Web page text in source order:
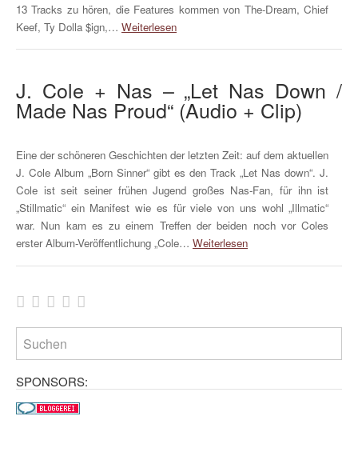
13 Tracks zu hören, die Features kommen von The-Dream, Chief
Keef, Ty Dolla $ign,… Weiterlesen
J. Cole + Nas – „Let Nas Down /
Made Nas Proud“ (Audio + Clip)
Eine der schöneren Geschichten der letzten Zeit: auf dem aktuellen
J. Cole Album „Born Sinner“ gibt es den Track „Let Nas down“. J.
Cole ist seit seiner frühen Jugend großes Nas-Fan, für ihn ist
„Stillmatic“ ein Manifest wie es für viele von uns wohl „Illmatic“
war. Nun kam es zu einem Treffen der beiden noch vor Coles
erster Album-Veröffentlichung „Cole… Weiterlesen
SPONSORS: